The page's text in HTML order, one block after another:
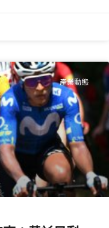
產業動態